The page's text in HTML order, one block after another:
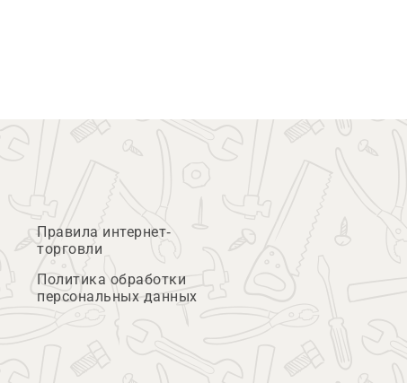
Правила интернет-
торговли
Политика обработки
персональных данных